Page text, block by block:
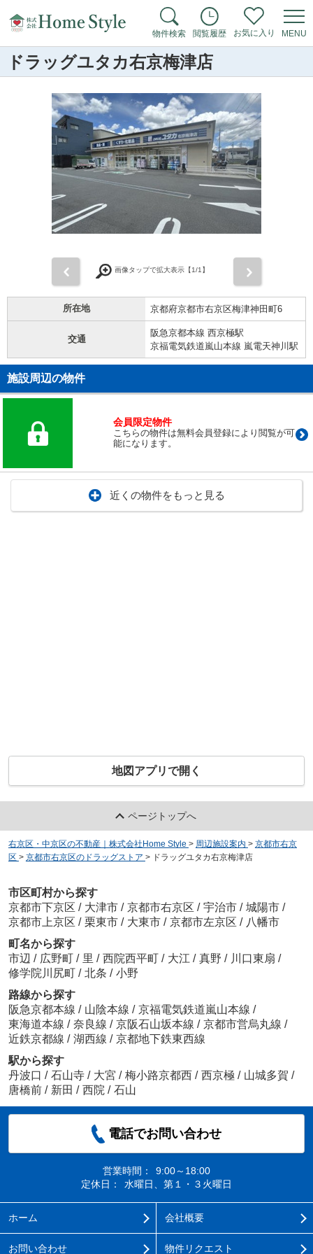
物件検索 閲覧履歴 お気に入り MENU
ドラッグユタカ右京梅津店
画像タップで拡大表示【1/1】
所在地 京都府京都市右京区梅津神田町6
交通
阪急京都本線 西京極駅
京福電気鉄道嵐山本線 嵐電天神川駅
施設周辺の物件
会員限定物件
こちらの物件は無料会員登録により閲覧が可
能になります。
近くの物件をもっと見る
地図アプリで開く
ページトップへ
右京区・中京区の不動産｜株式会社Home Style > 周辺施設案内 > 京都市右京
区 > 京都市右京区のドラッグストア > ドラッグユタカ右京梅津店
市区町村から探す
京都市下京区 / 大津市 / 京都市右京区 / 宇治市 / 城陽市 /
京都市上京区 / 栗東市 / 大東市 / 京都市左京区 / 八幡市
町名から探す
市辺 / 広野町 / 里 / 西院西平町 / 大江 / 真野 / 川口東扇 /
修学院川尻町 / 北条 / 小野
路線から探す
阪急京都本線 / 山陰本線 / 京福電気鉄道嵐山本線 /
東海道本線 / 奈良線 / 京阪石山坂本線 / 京都市営烏丸線 /
近鉄京都線 / 湖西線 / 京都地下鉄東西線
駅から探す
丹波口 / 石山寺 / 大宮 / 梅小路京都西 / 西京極 / 山城多賀 /
唐橋前 / 新田 / 西院 / 石山
電話でお問い合わせ
営業時間：
9:00～18:00
定休日：
水曜日、第１・３火曜日
ホーム 会社概要
お問い合わせ 物件リクエスト